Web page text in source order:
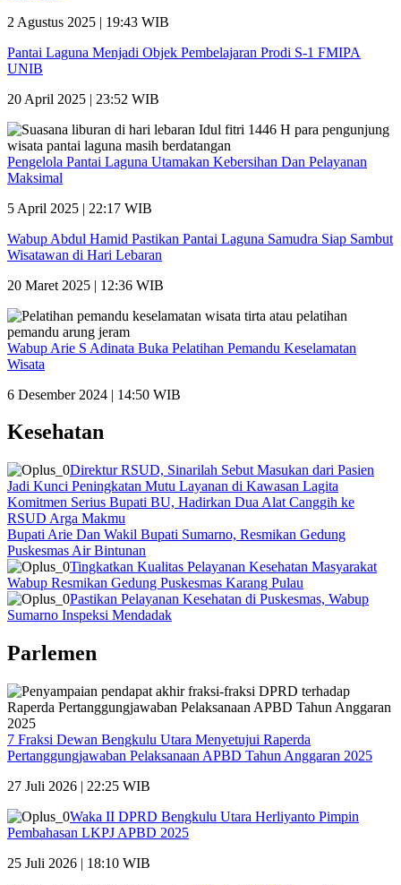
2 Agustus 2025 | 19:43 WIB
Pantai Laguna Menjadi Objek Pembelajaran Prodi S-1 FMIPA
UNIB
20 April 2025 | 23:52 WIB
Pengelola Pantai Laguna Utamakan Kebersihan Dan Pelayanan
Maksimal
5 April 2025 | 22:17 WIB
Wabup Abdul Hamid Pastikan Pantai Laguna Samudra Siap Sambut
Wisatawan di Hari Lebaran
20 Maret 2025 | 12:36 WIB
Wabup Arie S Adinata Buka Pelatihan Pemandu Keselamatan
Wisata
6 Desember 2024 | 14:50 WIB
Kesehatan
Direktur RSUD, Sinarilah Sebut Masukan dari Pasien
Jadi Kunci Peningkatan Mutu Layanan di Kawasan Lagita
Komitmen Serius Bupati BU, Hadirkan Dua Alat Canggih ke
RSUD Arga Makmu
Bupati Arie Dan Wakil Bupati Sumarno, Resmikan Gedung
Puskesmas Air Bintunan
Tingkatkan Kualitas Pelayanan Kesehatan Masyarakat
Wabup Resmikan Gedung Puskesmas Karang Pulau
Pastikan Pelayanan Kesehatan di Puskesmas, Wabup
Sumarno Inspeksi Mendadak
Parlemen
7 Fraksi Dewan Bengkulu Utara Menyetujui Raperda
Pertanggungjawaban Pelaksanaan APBD Tahun Anggaran 2025
27 Juli 2026 | 22:25 WIB
Waka II DPRD Bengkulu Utara Herliyanto Pimpin
Pembahasan LKPJ APBD 2025
25 Juli 2026 | 18:10 WIB